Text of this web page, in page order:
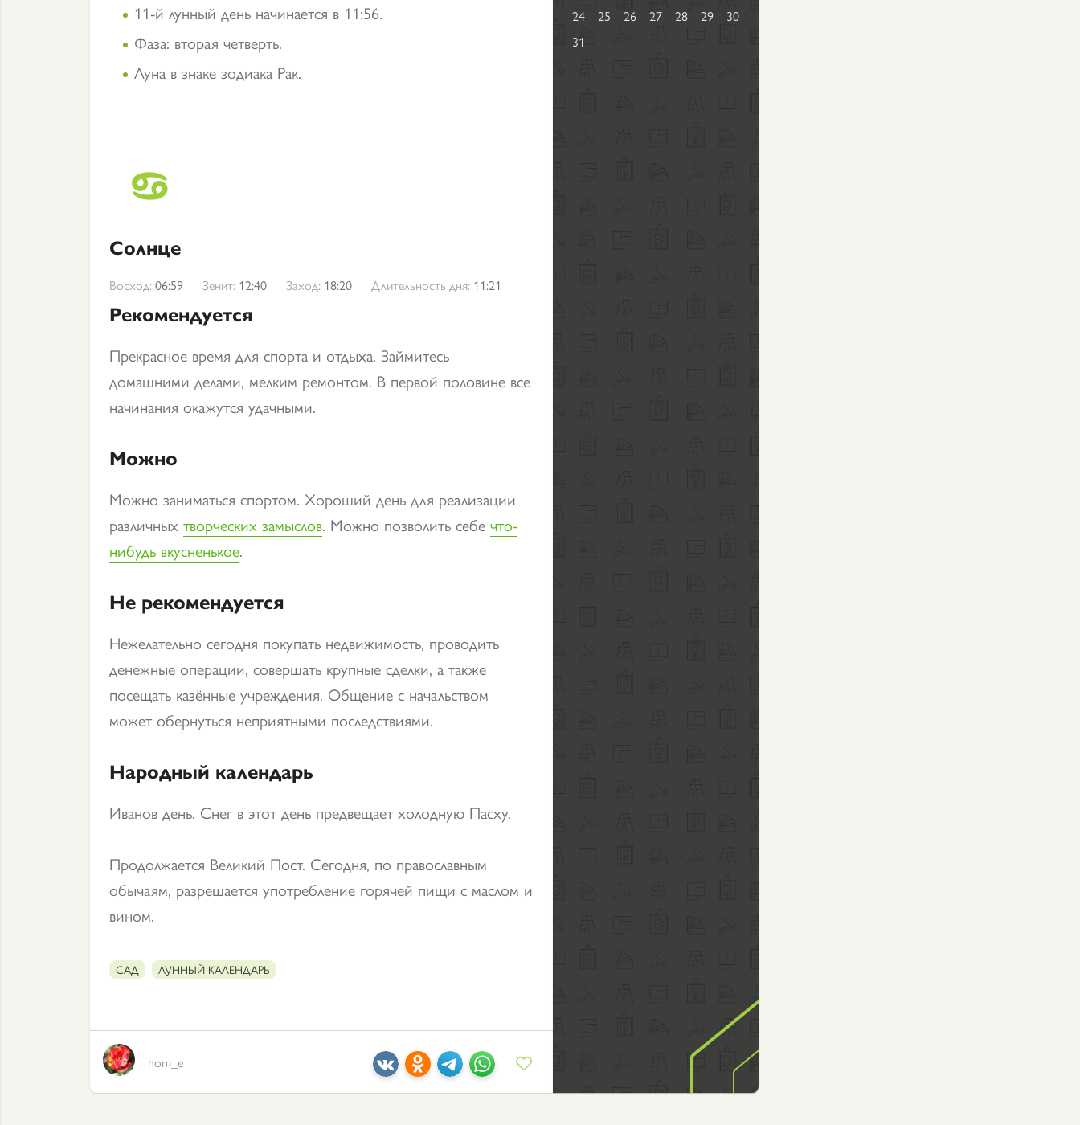
11-й лунный день начинается в 11:56.
Фаза: вторая четверть.
Луна в знаке зодиака Рак.
Солнце
Восход: 06:59 Зенит: 12:40 Заход: 18:20 Длительность дня: 11:21
Рекомендуется
Прекрасное время для спорта и отдыха. Займитесь
домашними делами, мелким ремонтом. В первой половине все
начинания окажутся удачными.
Можно
Можно заниматься спортом. Хороший день для реализации
различных творческих замыслов. Можно позволить себе что-
нибудь вкусненькое.
Не рекомендуется
Нежелательно сегодня покупать недвижимость, проводить
денежные операции, совершать крупные сделки, а также
посещать казённые учреждения. Общение с начальством
может обернуться неприятными последствиями.
Народный календарь
Иванов день. Снег в этот день предвещает холодную Пасху.
Продолжается Великий Пост. Сегодня, по православным
обычаям, разрешается употребление горячей пищи с маслом и
вином.
САД ЛУННЫЙ КАЛЕНДАРЬ
hom_e
24
25 26 27 28 29
30
31